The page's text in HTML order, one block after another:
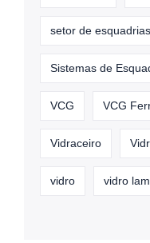
setor de
Sistemas de
VCG VCG
Vidraceiro
vidro vidro